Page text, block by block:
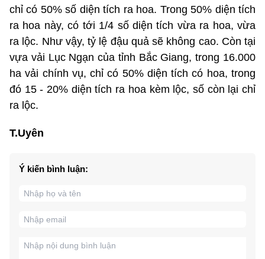
chỉ có 50% số diện tích ra hoa. Trong 50% diện tích
ra hoa này, có tới 1/4 số diện tích vừa ra hoa, vừa
ra lộc. Như vậy, tỷ lệ đậu quả sẽ không cao. Còn tại
vựa vải Lục Ngạn của tỉnh Bắc Giang, trong 16.000
ha vải chính vụ, chỉ có 50% diện tích có hoa, trong
đó 15 - 20% diện tích ra hoa kèm lộc, số còn lại chỉ
ra lộc.
T.Uyên
Ý kiến bình luận: